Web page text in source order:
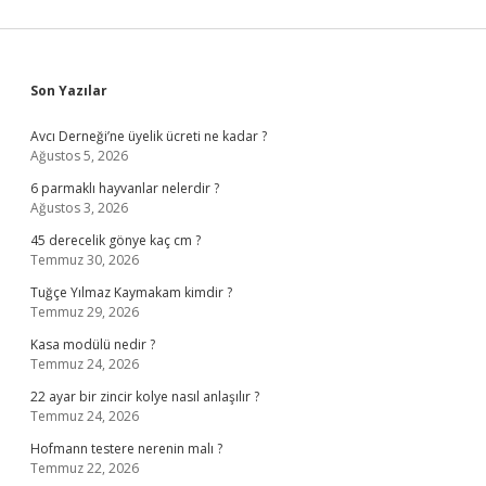
Sidebar
Son Yazılar
Avcı Derneği’ne üyelik ücreti ne kadar ?
Ağustos 5, 2026
6 parmaklı hayvanlar nelerdir ?
Ağustos 3, 2026
45 derecelik gönye kaç cm ?
Temmuz 30, 2026
Tuğçe Yılmaz Kaymakam kimdir ?
Temmuz 29, 2026
Kasa modülü nedir ?
Temmuz 24, 2026
22 ayar bir zincir kolye nasıl anlaşılır ?
Temmuz 24, 2026
Hofmann testere nerenin malı ?
Temmuz 22, 2026